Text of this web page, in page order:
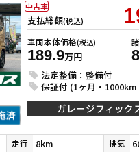
支払総額(税込)
車両本体価格(税込)
189.9万円
法定整備：整備付
保証付 (1ヶ月・1000km
中古車
ガレージフィック
走行 8km 排気